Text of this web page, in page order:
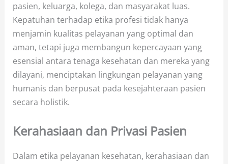
pasien, keluarga, kolega, dan masyarakat luas.
Kepatuhan terhadap etika profesi tidak hanya
menjamin kualitas pelayanan yang optimal dan
aman, tetapi juga membangun kepercayaan yang
esensial antara tenaga kesehatan dan mereka yang
dilayani, menciptakan lingkungan pelayanan yang
humanis dan berpusat pada kesejahteraan pasien
secara holistik.
Kerahasiaan dan Privasi Pasien
Dalam etika pelayanan kesehatan, kerahasiaan dan